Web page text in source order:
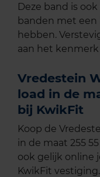
Deze band is
banden met
hebben.
aan het kenmerk
Vredestein
load in de
bij KwikFit
Koop de
in de maat 255
ook gelijk online
KwikFit vestiging.